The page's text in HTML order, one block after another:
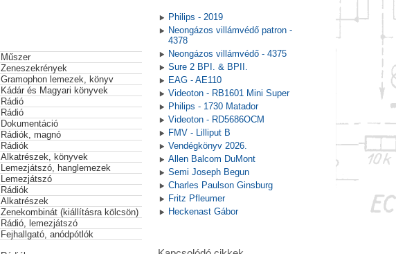
Műszer
Zeneszekrények
Gramophon lemezek, könyv
Kádár és Magyari könyvek
Rádió
Rádió
Dokumentáció
Rádiók, magnó
Rádiók
Alkatrészek, könyvek
Lemezjátszó, hanglemezek
Lemezjátszó
Rádiók
Alkatrészek
Zenekombinát (kiállításra kölcsön)
Rádió, lemezjátszó
Fejhallgató, anódpótlók
Philips - 2019
Neongázos villámvédő patron -
4378
Neongázos villámvédő - 4375
Sure 2 BPI. & BPII.
EAG - AE110
Videoton - RB1601 Mini Super
Philips - 1730 Matador
Videoton - RD5686OCM
FMV - Lilliput B
Vendégkönyv 2026.
Allen Balcom DuMont
Semi Joseph Begun
Charles Paulson Ginsburg
Fritz Pfleumer
Heckenast Gábor